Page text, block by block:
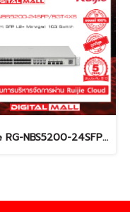
Ruijie RG-NBS5200-24SFP/8GT4XS อุปกรณ์ขยายสัญญาณ (Switch) รับประกันศูนย์ไทย 5 ปี